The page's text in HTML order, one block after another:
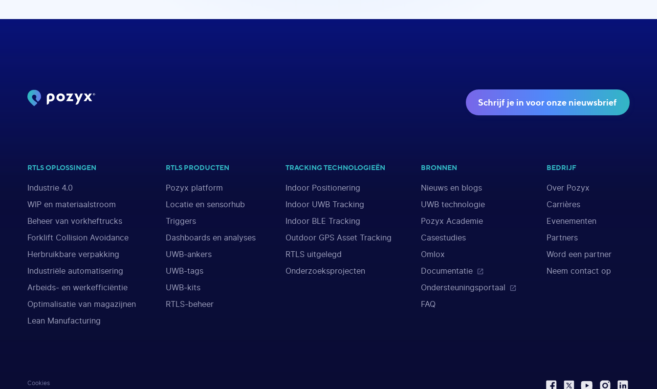
Schrijf je in voor onze nieuwsbrief
RTLS OPLOSSINGEN
Industrie 4.0
WIP en materiaalstroom
Beheer van vorkheftrucks
Forklift Collision Avoidance
Herbruikbare verpakking
Industriële automatisering
Arbeids- en werkefficiëntie
Optimalisatie van magazijnen
Lean Manufacturing
RTLS PRODUCTEN
Pozyx platform
Locatie en sensorhub
Triggers
Dashboards en analyses
UWB-ankers
UWB-tags
UWB-kits
RTLS-beheer
TRACKING TECHNOLOGIEËN
Indoor Positionering
Indoor UWB Tracking
Indoor BLE Tracking
Outdoor GPS Asset Tracking
RTLS uitgelegd
Onderzoeksprojecten
BRONNEN
Nieuws en blogs
UWB technologie
Pozyx Academie
Casestudies
Omlox
Documentatie
Ondersteuningsportaal
FAQ
BEDRIJF
Over Pozyx
Carrières
Evenementen
Partners
Word een partner
Neem contact op
Cookies